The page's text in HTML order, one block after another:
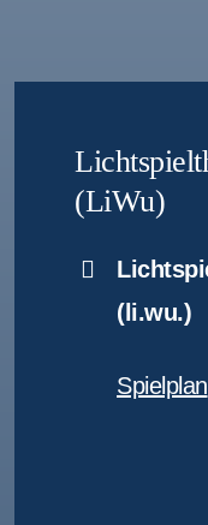
(LiWu)
(li.wu.)
Spielplan